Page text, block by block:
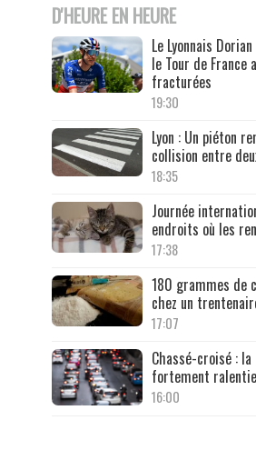
D'HEURE EN HEURE
Le Lyonnais
le Tour de France
fracturées
19:30
Lyon : Un piéton
collision entre
18:35
Journée
endroits où les
17:38
180 grammes de
chez un
17:07
Chassé-croisé :
fortement
16:00